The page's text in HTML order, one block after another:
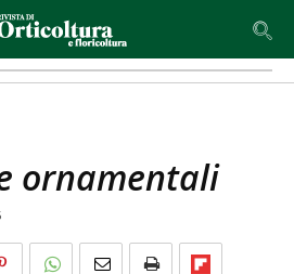
ornamentali